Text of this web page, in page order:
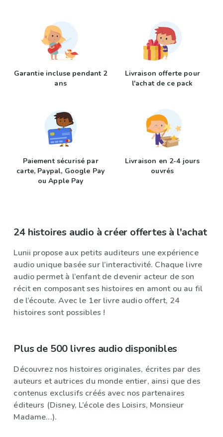
Garantie incluse pendant 2
ans
Livraison offerte pour
l'achat de ce pack
Paiement sécurisé par
carte, Paypal, Google Pay
ou Apple Pay
Livraison en 2-4 jours
ouvrés
24 histoires audio à créer offertes à l'achat
Lunii propose aux petits auditeurs une expérience
audio unique basée sur l’interactivité. Chaque livre
audio permet à l’enfant de devenir acteur de son
récit en composant ses histoires en amont ou au fil
de l’écoute. Avec le 1er livre audio offert, 24
histoires sont possibles !
Plus de 500 livres audio disponibles
Découvrez nos histoires originales, écrites par des
auteurs et autrices du monde entier, ainsi que des
contenus exclusifs créés avec nos partenaires
éditeurs (Disney, L’école des Loisirs, Monsieur
Madame...).